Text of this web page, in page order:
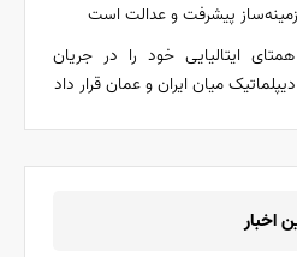
پیشرفت و عدالت است
ایتالیایی خود را در جریان
میان ایران و عمان قرار داد
اخبار